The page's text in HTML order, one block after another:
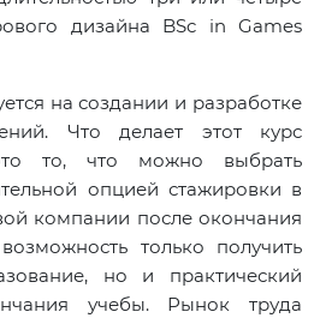
дизайна BSc in Games
на создании и разработке
Что делает этот курс
то, что можно выбрать
опцией стажировки в
компании после окончания
только получить
но и практический
учебы. Рынок труда